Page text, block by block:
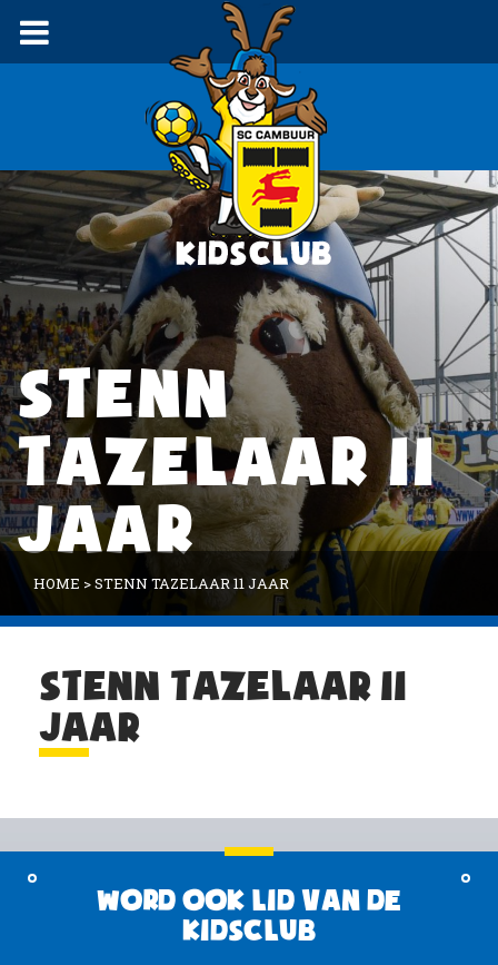
STENN
TAZELAAR 11
JAAR
HOME >STENN TAZELAAR 11 JAAR
STENN TAZELAAR 11
JAAR
Word ook lid van de
KidsClub